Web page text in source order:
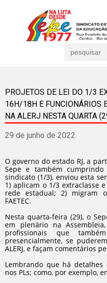
for:
PROJETOS DE LEI DO 1/3
16H/18H E FUNCIONÁRIOS
NA ALERJ NESTA QUARTA
29 de junho de 2022
O governo do estado RJ, a
Sepe e também
sindicato (1/3), enviou esta
1) aplicam o 1/3 extraclasse
rede estadual; 2) migram
FAETEC.
Nesta quarta-feira (29), o
em plenário na
profissionais que
presencialmente, se
ALERJ, e façam comentários
Lembrando que há
nos PLs; como, por exemplo,